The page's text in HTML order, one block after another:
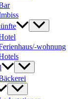
wohnung